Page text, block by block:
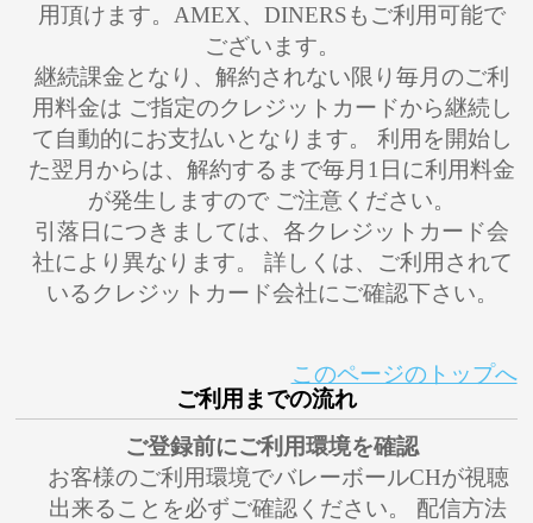
用頂けます。AMEX、DINERSもご利用可能で
ございます。
継続課金となり、解約されない限り毎月のご利
用料金は ご指定のクレジットカードから継続し
て自動的にお支払いとなります。 利用を開始し
た翌月からは、解約するまで毎月1日に利用料金
が発生しますので ご注意ください。
引落日につきましては、各クレジットカード会
社により異なります。 詳しくは、ご利用されて
いるクレジットカード会社にご確認下さい。
このページのトップへ
ご利用までの流れ
ご登録前にご利用環境を確認
お客様のご利用環境でバレーボールCHが視聴
出来ることを必ずご確認ください。 配信方法